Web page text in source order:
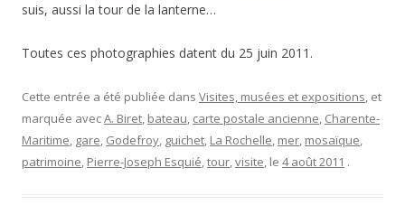
suis, aussi la tour de la lanterne…
Toutes ces photographies datent du 25 juin 2011.
Cette entrée a été publiée dans Visites, musées et expositions, et
marquée avecA. Biret, bateau, carte postale ancienne, Charente-
Maritime, gare, Godefroy, guichet, La Rochelle, mer, mosaïque,
patrimoine, Pierre-Joseph Esquié,tour,visite, le 4 août 2011 .